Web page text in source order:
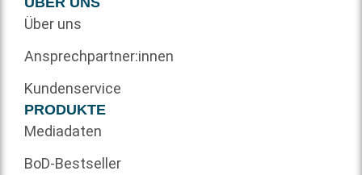
Über uns
Ansprechpartner:innen
Kundenservice
PRODUKTE
Mediadaten
BoD-Bestseller